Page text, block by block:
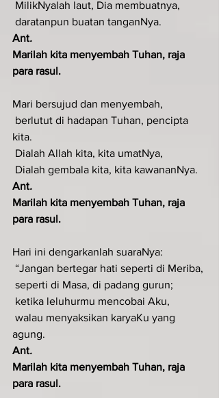
MilikNyalah laut, Dia membuatnya,
daratanpun buatan tanganNya.
Ant.
Marilah kita menyembah Tuhan, raja
para rasul.
Mari bersujud dan menyembah,
kita.
Dialah Allah kita, kita umatNya,
Dialah gembala kita, kita kawananNya.
Ant.
Marilah kita menyembah Tuhan, raja
para rasul.
Hari ini dengarkanlah suaraNya:
“Jangan bertegar hati seperti di Meriba,
seperti di Masa, di padang gurun;
ketika leluhurmu mencobai Aku,
agung.
Ant.
Marilah kita menyembah Tuhan, raja
para rasul.